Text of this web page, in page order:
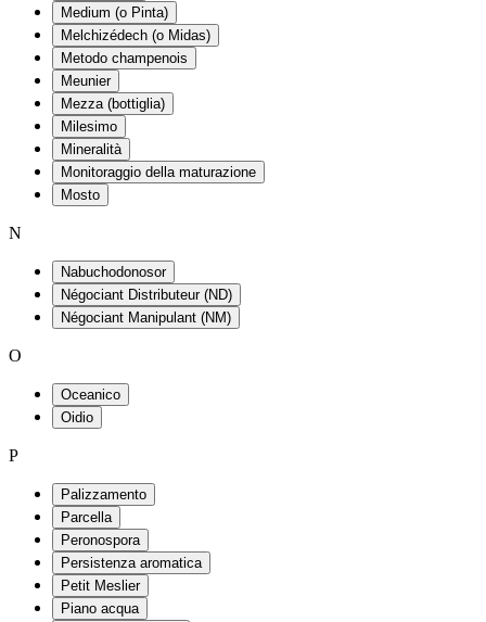
Medium (o Pinta)
Melchizédech (o Midas)
Metodo champenois
Meunier
Mezza (bottiglia)
Milesimo
Mineralità
Monitoraggio della maturazione
Mosto
N
Nabuchodonosor
Négociant Distributeur (ND)
Négociant Manipulant (NM)
O
Oceanico
Oidio
P
Palizzamento
Parcella
Peronospora
Persistenza aromatica
Petit Meslier
Piano acqua